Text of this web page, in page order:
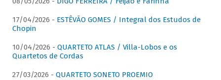
17/04/2026 - ESTÊVÃO GOMES / Integral dos Estudos de
Chopin
10/04/2026 - QUARTETO ATLAS / Villa-Lobos e os
Quartetos de Cordas
27/03/2026 - QUARTETO SONETO PROEMIO